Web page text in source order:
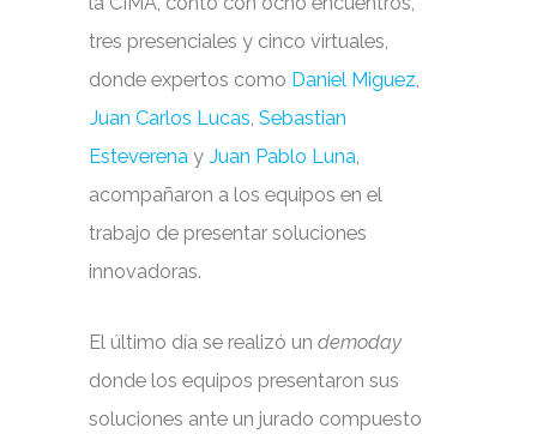
tres presenciales y cinco virtuales,
donde expertos como Daniel Miguez
Juan Carlos Lucas Sebastian
Esteverena y Juan Pablo Luna
acompañaron a los equipos en el
trabajo de presentar soluciones
innovadoras.
El último día se realizó un demoday
donde los equipos presentaron sus
soluciones ante un jurado compuesto